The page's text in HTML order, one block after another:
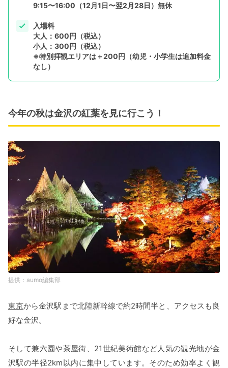
9:15〜16:00（12月1日〜翌2月28日）無休
入場料
大人：600円（税込）
小人：300円（税込）
※特別拝観エリアは＋200円（幼児・小学生は追加料金
なし）
今年の秋は金沢の紅葉を見に行こう！
aumo編集部
東京から金沢駅まで北陸新幹線で約2時間半と、アクセスも良
好な金沢。
そして兼六園や茶屋街、21世紀美術館など人気の観光地が金
沢駅の半径2km以内に集中しています。そのため効率よく観